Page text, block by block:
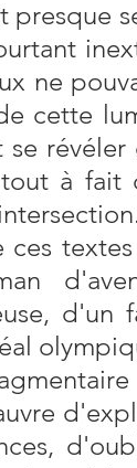
presque
ne
cette
se
à fait
ces
d'un